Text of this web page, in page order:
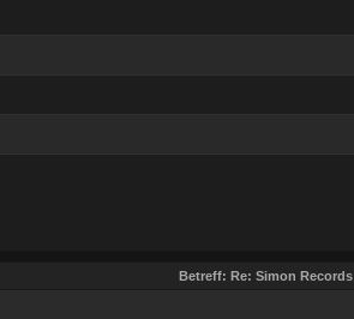
Betreff: Re: Simon Records